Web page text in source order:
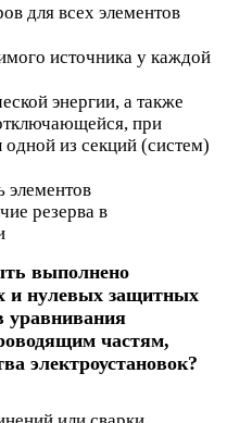
для всех элементов
источника у каждой
энергии, а также
при
из секций (систем)
элементов
резерва в
выполнено
и нулевых защитных
уравнивания
частям,
электроустановок?